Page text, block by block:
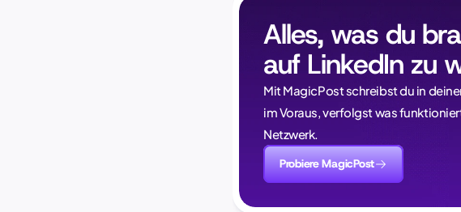
Alles, was du
auf LinkedIn zu
Mit MagicPost schreibst du in
im Voraus, verfolgst was
Netzwerk.
Probiere MagicPost